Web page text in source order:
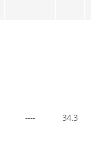
---- 34.3